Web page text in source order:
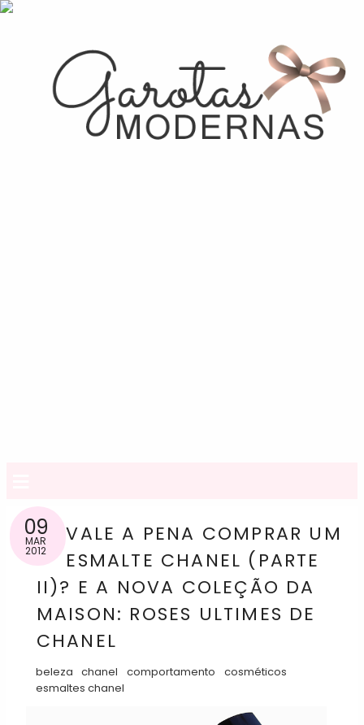
09
MAR
2012
VALE A PENA COMPRAR UM
ESMALTE CHANEL (PARTE
II)? E A NOVA COLEÇÃO DA
MAISON: ROSES ULTIMES DE
CHANEL
beleza chanel comportamento
cosméticos
esmaltes chanel